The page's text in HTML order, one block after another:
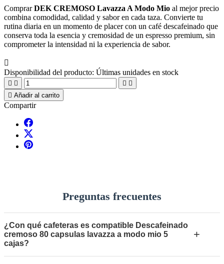
ComprarDEK CREMOSO Lavazza A Modo Mio al mejor precio
combina comodidad, calidad y sabor en cada taza. Convierte tu
rutina diaria en un momento de placer con un café descafeinado que
conserva toda la esencia y cremosidad de un espresso premium, sin
comprometer la intensidad ni la experiencia de sabor.

Disponibilidad del producto: Últimas unidades en stock
   
 Añadir al carrito
Compartir
Preguntas frecuentes
¿Con qué cafeteras es compatible Descafeinado
cremoso 80 capsulas lavazza a modo mio 5
cajas?
+